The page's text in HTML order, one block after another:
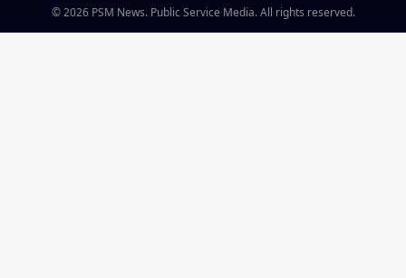
© 2026 PSM News. Public Service Media. All rights reserved.